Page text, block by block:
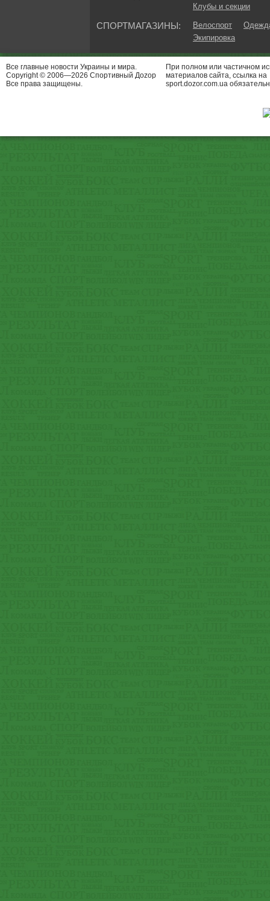
Клубы и секции
СПОРТМАГАЗИНЫ: Велоспорт
Экипировка
Все главные новости Украины и мира.
Copyright © 2006—2026 Спортивный Доzор
Все права защищены.
При полном или частичном
материалов сайта, ссылка на
sport.dozor.com.ua